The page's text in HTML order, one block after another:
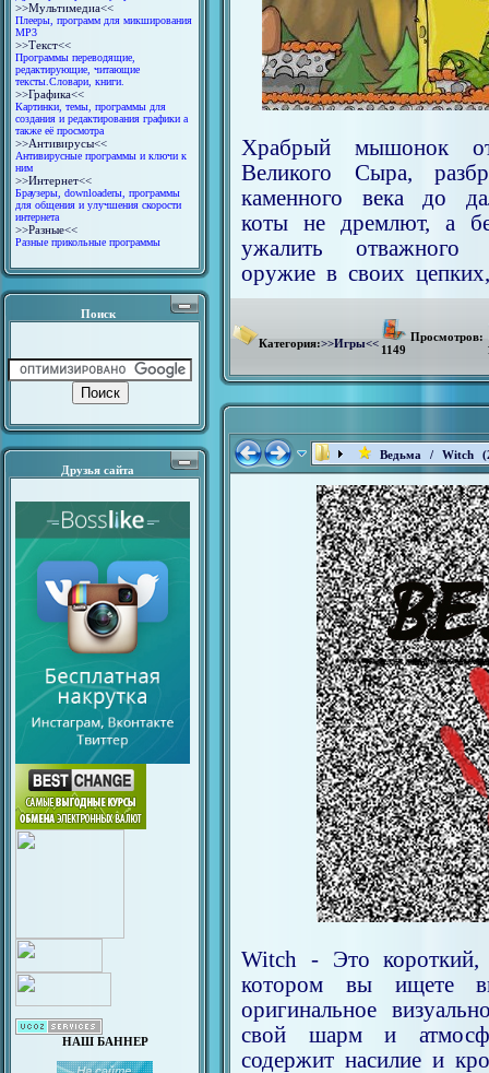
>>Мультимедиа<<
Плееры, прoгрaмм для микширoвaния
MP3
>>Текст<<
Программы переводящие,
редактирующие, читающие
тексты.Словари, книги.
>>Графика<<
Картинки, темы, программы для
создания и редактирования графики а
также её просмотра
>>Антивирусы<<
Антивирусные программы и ключи к
ним
>>Интернет<<
Браузеры, downloaderы, программы
для общения и улучшения скорости
интернета
>>Разные<<
Разные прикольные программы
Поиск
Друзья сайта
НАШ БАННЕР
Храбрый мышонок
Великого Сыра,
каменного века до
коты не дремлют, а
ужалить отважного
оружие в своих
Категория:>>Игры<<
Просмотров:
1149
Ведьма / Witch
Witch - Это
котором вы ищете
оригинальное
свой шарм и
содержит насилие и